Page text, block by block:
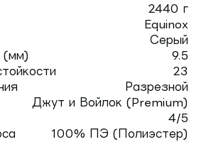
2440 г
Equinox
Серый
(мм)
9.5
23
Разрезной
Джут и Войлок (Premium)
4/5
100% ПЭ (Полиэстер)